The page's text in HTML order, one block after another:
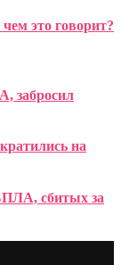
это говорит?
забросил
на
сбитых за